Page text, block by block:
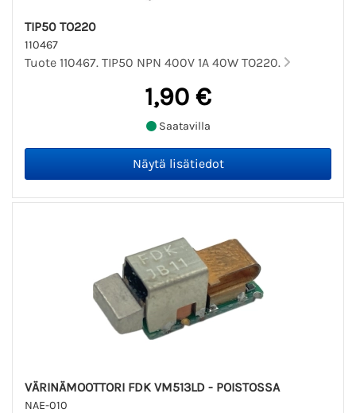
TIP50 TO220
110467
Tuote 110467. TIP50 NPN 400V 1A 40W TO220.
1,90 €
Saatavilla
VÄRINÄMOOTTORI FDK VM513LD - POISTOSSA
NAE-010